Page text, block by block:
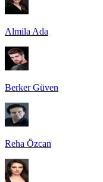
Almila Ada
Berker Güven
Reha Özcan